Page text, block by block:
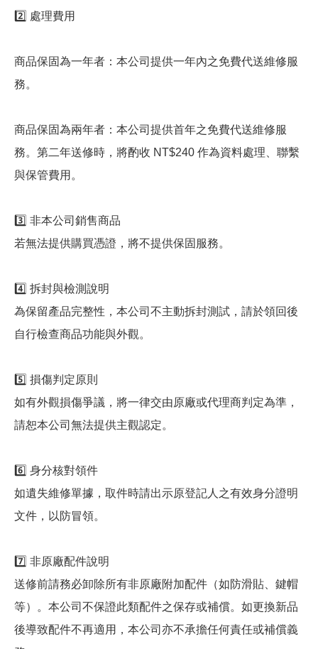
2️⃣ 處理費用
商品保固為一年者：本公司提供一年內之免費代送維修服
務。
商品保固為兩年者：本公司提供首年之免費代送維修服
務。第二年送修時，將酌收 NT$240 作為資料處理、聯繫
與保管費用。
3️⃣ 非本公司銷售商品
若無法提供購買憑證，將不提供保固服務。
4️⃣ 拆封與檢測說明
為保留產品完整性，本公司不主動拆封測試，請於領回後
自行檢查商品功能與外觀。
5️⃣ 損傷判定原則
如有外觀損傷爭議，將一律交由原廠或代理商判定為準，
請恕本公司無法提供主觀認定。
6️⃣ 身分核對領件
如遺失維修單據，取件時請出示原登記人之有效身分證明
文件，以防冒領。
7️⃣ 非原廠配件說明
送修前請務必卸除所有非原廠附加配件（如防滑貼、鍵帽
等）。本公司不保證此類配件之保存或補償。如更換新品
後導致配件不再適用，本公司亦不承擔任何責任或補償義